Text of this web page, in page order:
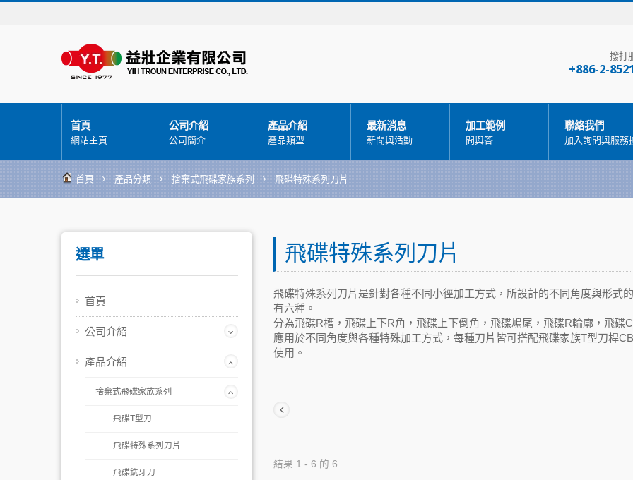
撥打
+886-2-
首頁
網站主頁
公司介紹
公司簡介
產品介紹
產品類型
最新消息
新聞與活動
加工範例
問與答
聯絡我們
加入詢問與服務
首頁 產品分類 捨棄式飛碟家族系列 飛碟特殊系列刀片
選單
首頁
公司介紹
產品介紹
捨棄式飛碟家族系列
飛碟T型刀
飛碟特殊系列刀片
飛碟銑牙刀
飛碟特殊系列刀片
飛碟特殊系列刀片是針對各種不同小徑加工方式，所設計的不同角度與形式
有六種。
分為飛碟R槽，飛碟上下R角，飛碟上下倒角，飛碟鳩尾，飛碟R輪廓，飛碟C
應用於不同角度與各種特殊加工方式，每種刀片皆可搭配飛碟家族T型刀桿
使用。
結果 1 - 6 的 6